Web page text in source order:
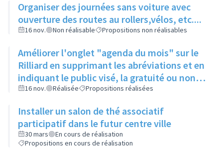
Organiser des journées sans voiture avec
ouverture des routes au rollers,vélos, etc....
16 nov. Non réalisable Propositions non réalisables
Améliorer l'onglet "agenda du mois" sur le
Rilliard en supprimant les abréviations et en
indiquant le public visé, la gratuité ou non et
le numéro de page pour l'article
16 nov. Réalisée Propositions réalisées
Installer un salon de thé associatif
participatif dans le futur centre ville
30 mars
En cours de réalisation
Propositions en cours de réalisation